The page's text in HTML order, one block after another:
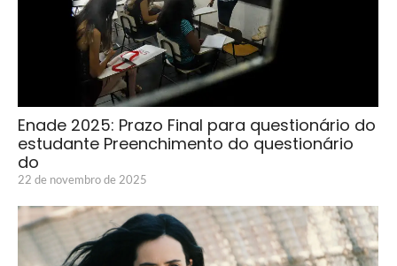
Enade 2025: Prazo Final para questionário do
estudante Preenchimento do questionário
do
22 de novembro de 2025